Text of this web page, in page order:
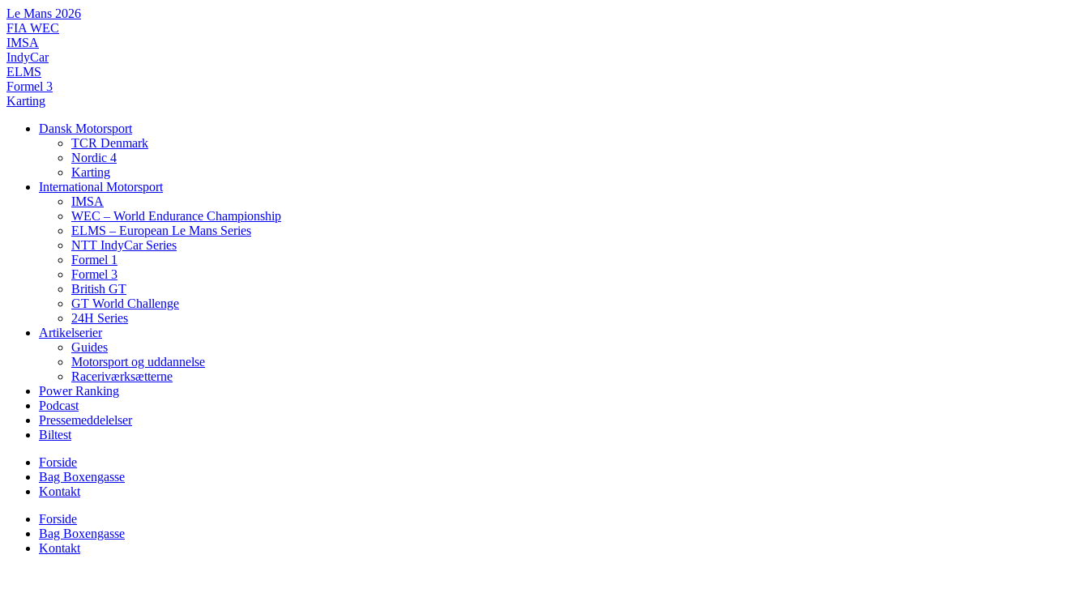
Videre
til
indhold
Le Mans 2026
FIA WEC
IMSA
IndyCar
ELMS
Formel 3
Karting
Dansk Motorsport
TCR Denmark
Nordic 4
Karting
International Motorsport
IMSA
WEC – World Endurance Championship
ELMS – European Le Mans Series
NTT IndyCar Series
Formel 1
Formel 3
British GT
GT World Challenge
24H Series
Artikelserier
Guides
Motorsport og uddannelse
Raceriværksætterne
Power Ranking
Podcast
Pressemeddelelser
Biltest
Forside
Bag Boxengasse
Kontakt
Forside
Bag Boxengasse
Kontakt